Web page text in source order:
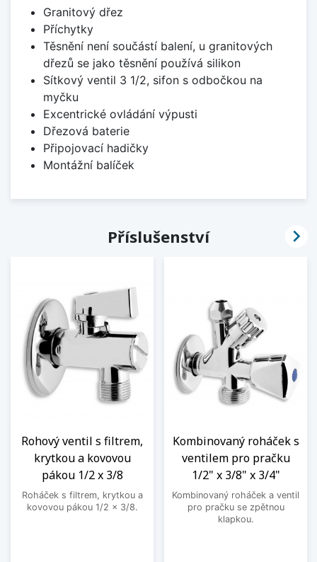
Granitový dřez
Příchytky
Těsnění není součástí balení, u granitových
dřezů se jako těsnění používá silikon
Sítkový ventil 3 1/2, sifon s odbočkou na
myčku
Excentrické ovládání výpusti
Dřezová baterie
Připojovací hadičky
Montážní balíček
Příslušenství
Rohový ventil s filtrem,
krytkou a kovovou
pákou 1/2 x 3/8
Roháček s filtrem, krytkou a
kovovou pákou 1/2 x 3/8.
Kombinovaný roháček s
ventilem pro pračku
1/2" x 3/8" x 3/4"
Kombinovaný roháček a ventil
pro pračku se zpětnou
klapkou.
